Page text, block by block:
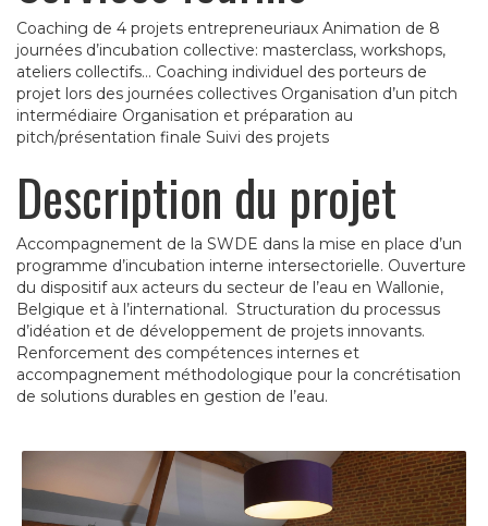
Coaching de 4 projets entrepreneuriaux Animation de 8
journées d’incubation collective: masterclass, workshops,
ateliers collectifs… Coaching individuel des porteurs de
projet lors des journées collectives Organisation d’un pitch
intermédiaire Organisation et préparation au
pitch/présentation finale Suivi des projets
Description du projet
Accompagnement de la SWDE dans la mise en place d’un
programme d’incubation interne intersectorielle. Ouverture
du dispositif aux acteurs du secteur de l’eau en Wallonie,
Belgique et à l’international. Structuration du processus
d’idéation et de développement de projets innovants.
Renforcement des compétences internes et
accompagnement méthodologique pour la concrétisation
de solutions durables en gestion de l’eau.